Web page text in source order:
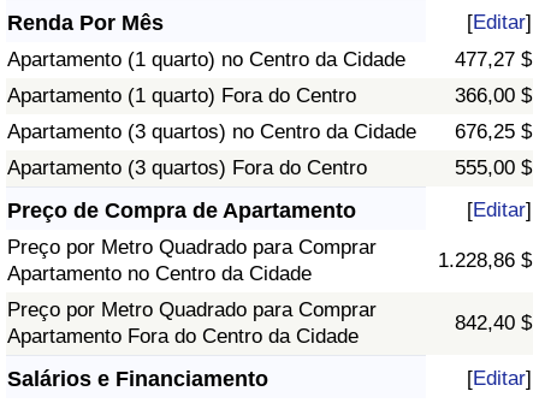
Renda Por Mês [Editar]
Apartamento (1 quarto) no Centro da Cidade
477,27 $
Apartamento (1 quarto) Fora do Centro
366,00 $
Apartamento (3 quartos) no Centro da Cidade
676,25 $
Apartamento (3 quartos) Fora do Centro
555,00 $
Preço de Compra de Apartamento [Editar]
Preço por Metro Quadrado para Comprar
Apartamento no Centro da Cidade
1.228,86 $
Preço por Metro Quadrado para Comprar
Apartamento Fora do Centro da Cidade
842,40 $
Salários e Financiamento [Editar]